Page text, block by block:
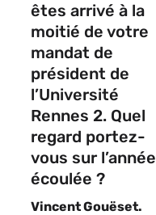
êtes arrivé à la
moitié de votre
mandat de
président de
l’Université
Rennes 2. Quel
regard portez-
vous sur l’année
écoulée ?
Vincent Gouëset.